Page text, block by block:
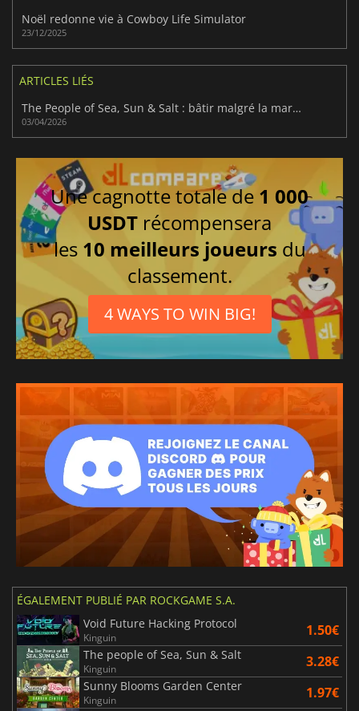
Noël redonne vie à Cowboy Life Simulator
23/12/2025
ARTICLES LIÉS
The People of Sea, Sun & Salt : bâtir malgré la marée
03/04/2026
Une cagnotte totale de 1 000
USDT récompensera
les 10 meilleurs joueurs du
classement.
4 WAYS TO WIN BIG!
ÉGALEMENT PUBLIÉ PAR ROCKGAME S.A.
Void Future Hacking Protocol
Kinguin 1.50€
The people of Sea, Sun & Salt
Kinguin 3.28€
Sunny Blooms Garden Center
Kinguin 1.97€